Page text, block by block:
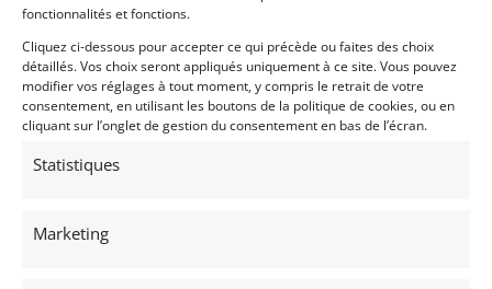
fonctionnalités et fonctions.
Cliquez ci-dessous pour accepter ce qui précède ou faites des choix
détaillés. Vos choix seront appliqués uniquement à ce site. Vous pouvez
modifier vos réglages à tout moment, y compris le retrait de votre
consentement, en utilisant les boutons de la politique de cookies, ou en
cliquant sur l’onglet de gestion du consentement en bas de l’écran.
Statistiques
Marketing
distinguent au premier regard cette Groupe 4.
Un Historique limpide
Sortie d’usine le 3 avril 1974, cette Alpine A110
#20304 fit ses débuts sur circuit et en courses de
les Vosges) elle est engagée au Rallye de Lorraine